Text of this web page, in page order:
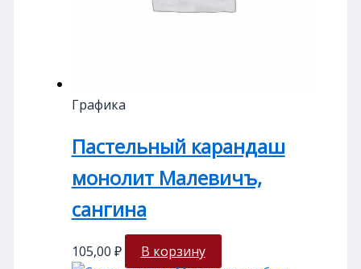
Графика
Пастельный карандаш
монолит Малевичъ,
сангина
105,00 ₽ В корзину